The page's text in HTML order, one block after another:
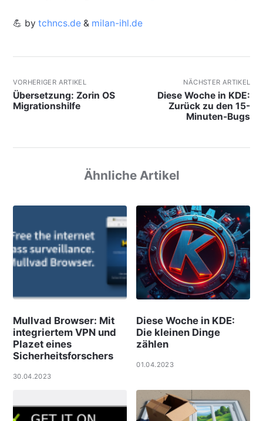
💪 by tchncs.de& milan-ihl.de
VORHERIGER ARTIKEL
Übersetzung: Zorin OS
Migrationshilfe
NÄCHSTER ARTIKEL
Diese Woche in KDE:
Zurück zu den 15-
Minuten-Bugs
Ähnliche Artikel
Mullvad Browser: Mit
integriertem VPN und
Plazet eines
Sicherheitsforschers
30.04.2023
Diese Woche in KDE:
Die kleinen Dinge
zählen
01.04.2023